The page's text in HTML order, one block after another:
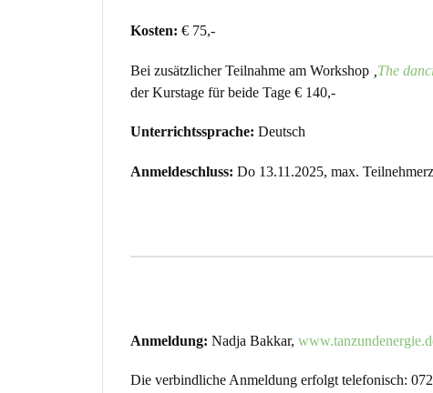
Kosten: € 75,-
Bei zusätzlicher Teilnahme am Workshop The
der Kurstage für beide Tage € 140,-
Unterrichtssprache: Deutsch
Anmeldeschluss: Do 13.11.2025, max.
Anmeldung: Nadja Bakkar,
Die verbindliche Anmeldung erfolgt telefonisch: